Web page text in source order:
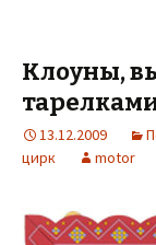
Клоуны,
13.12.2009
цирк
motor